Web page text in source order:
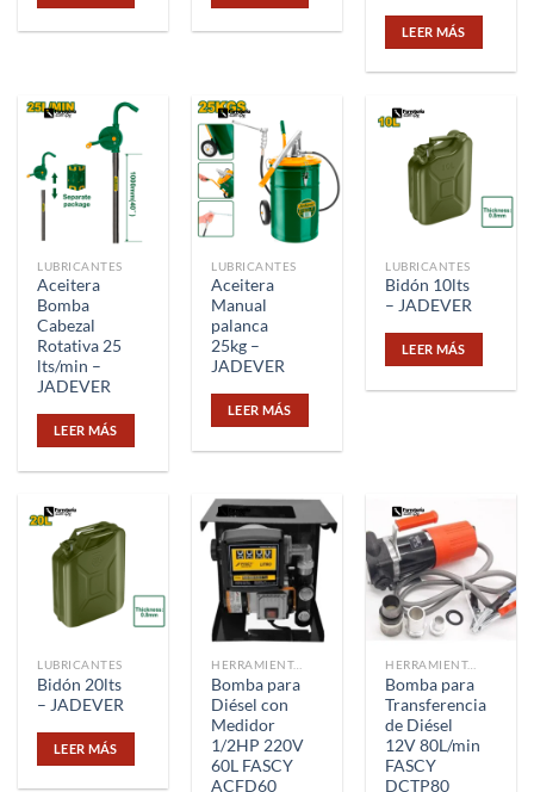
LEER MÁS
LUBRICANTES
Aceitera
Bomba
Cabezal
Rotativa 25
lts/min –
JADEVER
LEER MÁS
LUBRICANTES
Aceitera
Manual
palanca
25kg –
JADEVER
LEER MÁS
LUBRICANTES
Bidón 10lts
– JADEVER
LEER MÁS
LUBRICANTES
Bidón 20lts
– JADEVER
LEER MÁS
HERRAMIENTAS
Bomba para
Diésel con
Medidor
1/2HP 220V
60L FASCY
ACFD60
HERRAMIENTAS
Bomba para
Transferencia
de Diésel
12V 80L/min
FASCY
DCTP80